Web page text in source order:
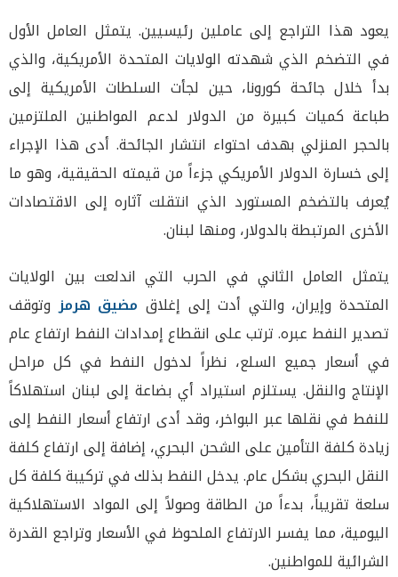
يعود هذا التراجع إلى عاملين رئيسيين. يتمثل العامل الأول
في التضخم الذي شهدته الولايات المتحدة الأمريكية، والذي
بدأ خلال جائحة كورونا، حين لجأت السلطات الأمريكية إلى
طباعة كميات كبيرة من الدولار لدعم المواطنين الملتزمين
بالحجر المنزلي بهدف احتواء انتشار الجائحة. أدى هذا الإجراء
إلى خسارة الدولار الأمريكي جزءاً من قيمته الحقيقية، وهو ما
يُعرف بالتضخم المستورد الذي انتقلت آثاره إلى الاقتصادات
الأخرى المرتبطة بالدولار، ومنها لبنان.
يتمثل العامل الثاني في الحرب التي اندلعت بين الولايات
المتحدة وإيران، والتي أدت إلى إغلاق مضيق هرمزوتوقف
تصدير النفط عبره. ترتب على انقطاع إمدادات النفط ارتفاع عام
في أسعار جميع السلع، نظراً لدخول النفط في كل مراحل
الإنتاج والنقل. يستلزم استيراد أي بضاعة إلى لبنان استهلاكاً
للنفط في نقلها عبر البواخر، وقد أدى ارتفاع أسعار النفط إلى
زيادة كلفة التأمين على الشحن البحري، إضافة إلى ارتفاع كلفة
النقل البحري بشكل عام. يدخل النفط بذلك في تركيبة كلفة كل
سلعة تقريباً، بدءاً من الطاقة وصولاً إلى المواد الاستهلاكية
اليومية، مما يفسر الارتفاع الملحوظ في الأسعار وتراجع القدرة
الشرائية للمواطنين.